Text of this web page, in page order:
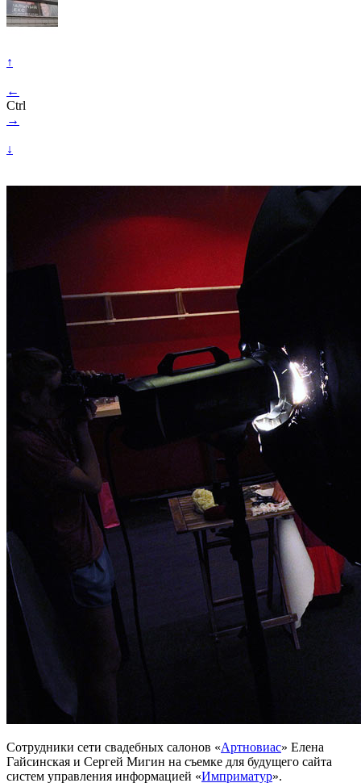
↑
←
Ctrl
→
↓
Сотрудники сети свадебных салонов «Артновиас» Елена
Гайсинская и Сергей Мигин на съемке для будущего сайта
систем управления информацией «Имприматур».